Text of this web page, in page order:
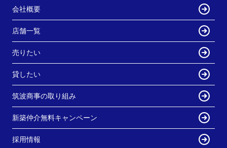
会社概要
店舗一覧
売りたい
貸したい
筑波商事の取り組み
新築仲介無料キャンペーン
採用情報